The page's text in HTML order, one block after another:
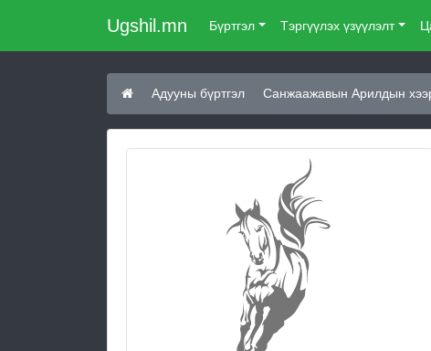
Ugshil.mn Бүртгэл Тэргүүлэх үзүүлэлт
Адууны бүртгэл Санжаажавын Арилдын